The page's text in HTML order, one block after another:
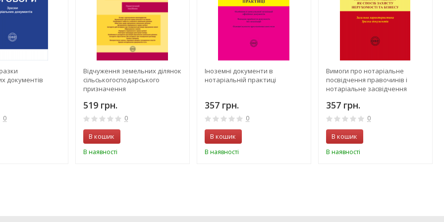
документів
0
Відчуження земельних ділянок
сільськогосподарського
призначення
519 грн.
0
В кошик
В наявності
Іноземні документи в
нотаріальній практиці
357 грн.
0
В кошик
В наявності
Вимоги про нотаріальне
посвідчення правочинів і
нотаріальне засвідчення
характеристика; зразки
документів
357 грн.
0
В кошик
В наявності